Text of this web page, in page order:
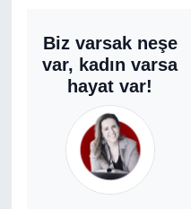
Biz varsak neşe
var, kadın varsa
hayat var!